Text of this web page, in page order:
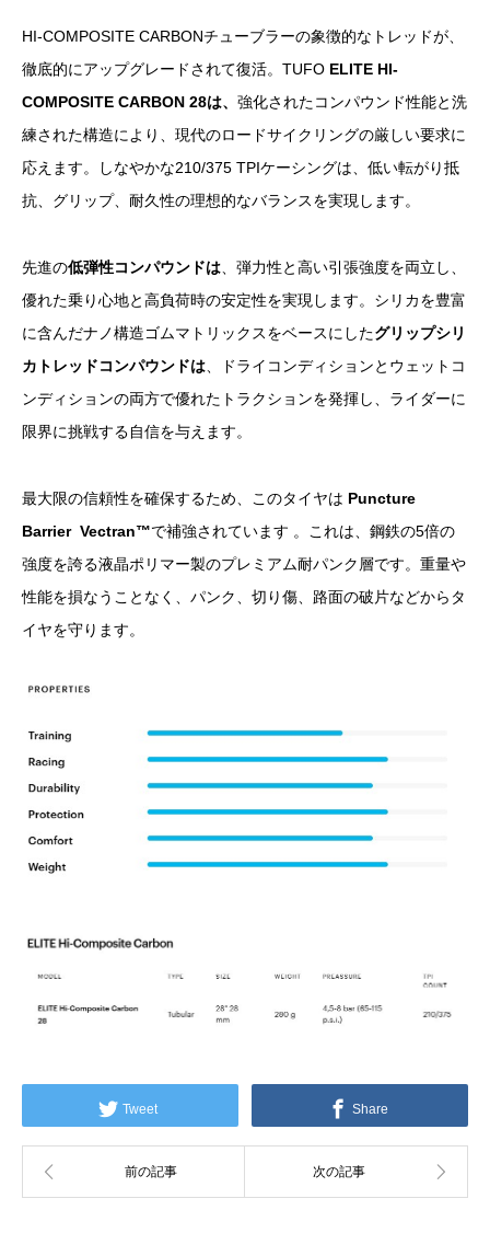
HI-COMPOSITE CARBONチューブラーの象徴的なトレッドが、
徹底的にアップグレードされて復活。TUFO ELITE HI-
COMPOSITE CARBON 28は、 強化されたコンパウンド性能と洗
練された構造により、現代のロードサイクリングの厳しい要求に
応えます。しなやかな210/375 TPIケーシングは、低い転がり抵
抗、グリップ、耐久性の理想的なバランスを実現します。
先進の低弾性コンパウンドは 、弾力性と高い引張強度を両立し、
優れた乗り心地と高負荷時の安定性を実現します。シリカを豊富
に含んだナノ構造ゴムマトリックスをベースにしたグリップシリ
カトレッドコンパウンドは 、ドライコンディションとウェットコ
ンディションの両方で優れたトラクションを発揮し、ライダーに
限界に挑戦する自信を与えます。
最大限の信頼性を確保するため、このタイヤは Puncture
Barrier Vectran™で補強されています 。これは、鋼鉄の5倍の
強度を誇る液晶ポリマー製のプレミアム耐パンク層です。重量や
性能を損なうことなく、パンク、切り傷、路面の破片などからタ
イヤを守ります。
Tweet Share